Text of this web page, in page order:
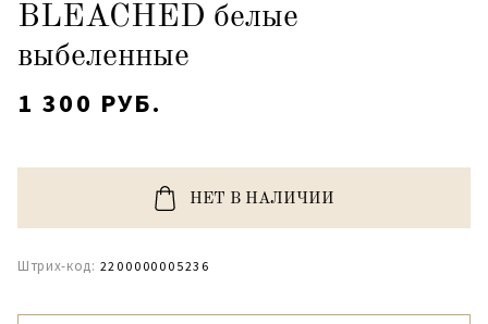
BLEACHED белые
выбеленные
1 300 РУБ.
НЕТ В НАЛИЧИИ
Штрих-код: 2200000005236